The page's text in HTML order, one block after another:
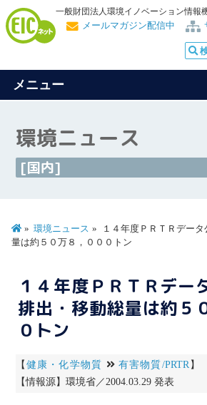
一般財団法人環境イノベーション情報
メールマガジン配信中
メニュー
環境ニュース
[国内]
環境ニュース
１４年度ＰＲＴＲデー
量は約５０万８，０００トン
１４年度ＰＲＴＲデ
排出・移動総量は約５
０トン
【 健康・化学物質 有害物質/PRTR 】
【情報源】環境省／2004.03.29 発表